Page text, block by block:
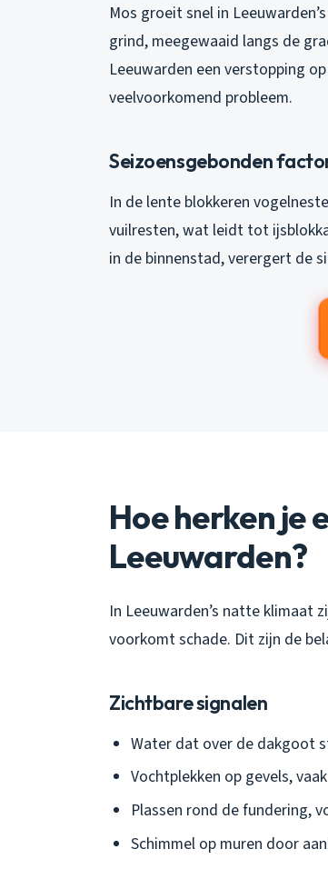
Mos groeit snel in
grind, meegewaaid langs de
Leeuwarden een verstopping
veelvoorkomend probleem.
Seizoensgebonden
In de lente blokkeren
vuilresten, wat leidt tot
in de binnenstad, verergert de
Hoe herken je
Leeuwarden?
In Leeuwarden’s natte klimaat
voorkomt schade. Dit zijn de
Zichtbare signalen
Water dat over de dakgoot
Vochtplekken op gevels,
Plassen rond de fundering,
Schimmel op muren door